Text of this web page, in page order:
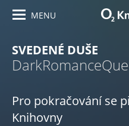
MENU
SVEDENÉ DUŠE
Pro pokračování se
Knihovny